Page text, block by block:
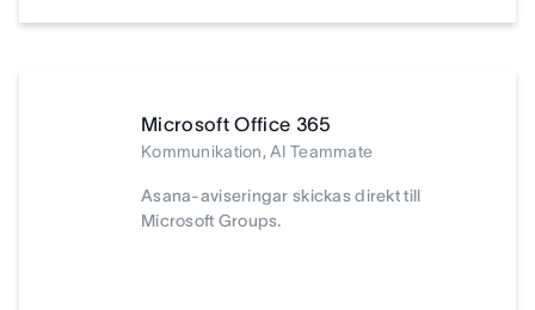
Microsoft Office 365
Kommunikation, AI Teammate
Asana-aviseringar skickas direkt till
Microsoft Groups.